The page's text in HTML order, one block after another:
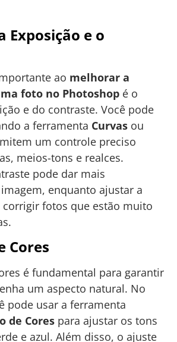
Exposição e o
ao melhorar a
foto no Photoshop é o
e do contraste. Você pode
a ferramenta Curvas ou
um controle preciso
meios-tons e realces.
pode dar mais
enquanto ajustar a
corrigir fotos que estão muito
Cores
é fundamental para garantir
um aspecto natural. No
pode usar a ferramenta
de Cores para ajustar os tons
e azul. Além disso, o ajuste